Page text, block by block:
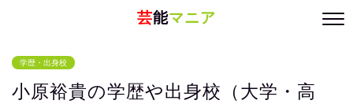
芸能マニア
学歴・出身校
小原裕貴の学歴や出身校（大学・高